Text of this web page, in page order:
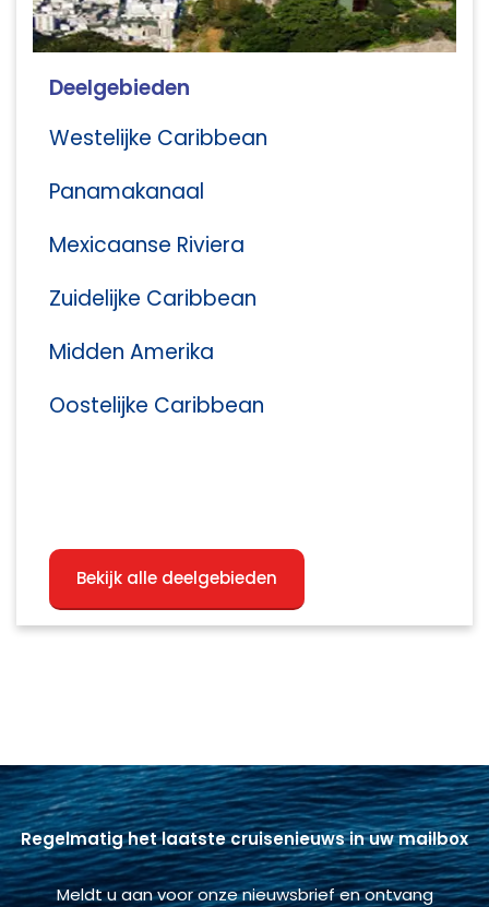
Deelgebieden
Westelijke Caribbean
Panamakanaal
Mexicaanse Riviera
Zuidelijke Caribbean
Midden Amerika
Oostelijke Caribbean
Bekijk alle deelgebieden
Regelmatig het laatste cruisenieuws in uw mailbox
Meldt u aan voor onze nieuwsbrief en ontvang